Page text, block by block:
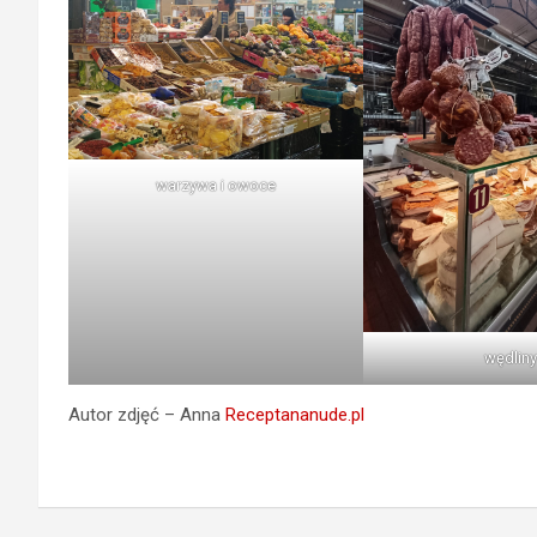
warzywa i owoce
wędliny
Autor zdjęć – Anna Receptananude.pl